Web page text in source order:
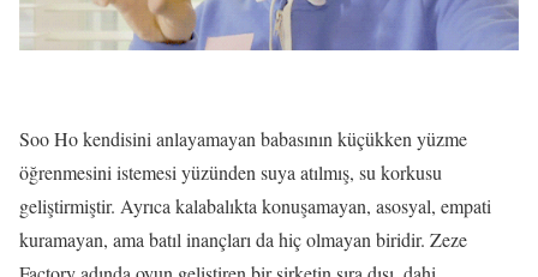
Soo Ho kendisini anlayamayan babasının küçükken yüzme
öğrenmesini istemesi yüzünden suya atılmış, su korkusu
geliştirmiştir. Ayrıca kalabalıkta konuşamayan, asosyal, empati
kuramayan, ama batıl inançları da hiç olmayan biridir. Zeze